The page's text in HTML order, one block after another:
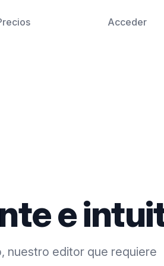
Acceder
e
nuestro editor que requiere